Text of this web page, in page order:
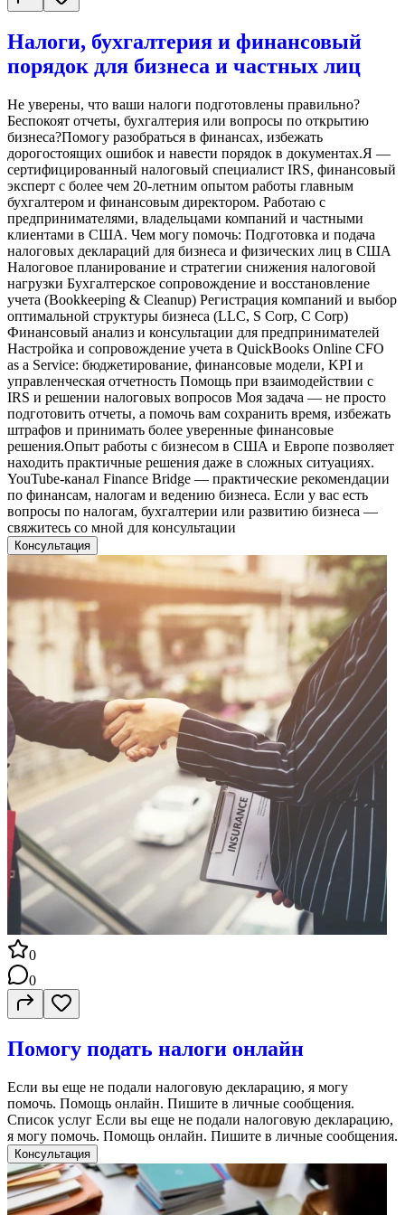
Налоги, бухгалтерия и финансовый
порядок для бизнеса и частных лиц
Не уверены, что ваши налоги подготовлены правильно?
Беспокоят отчеты, бухгалтерия или вопросы по открытию
бизнеса?Помогу разобраться в финансах, избежать
дорогостоящих ошибок и навести порядок в документах.Я —
сертифицированный налоговый специалист IRS, финансовый
эксперт с более чем 20-летним опытом работы главным
бухгалтером и финансовым директором. Работаю с
предпринимателями, владельцами компаний и частными
клиентами в США. Чем могу помочь: Подготовка и подача
налоговых деклараций для бизнеса и физических лиц в США
Налоговое планирование и стратегии снижения налоговой
нагрузки Бухгалтерское сопровождение и восстановление
учета (Bookkeeping & Cleanup) Регистрация компаний и выбор
оптимальной структуры бизнеса (LLC, S Corp, C Corp)
Финансовый анализ и консультации для предпринимателей
Настройка и сопровождение учета в QuickBooks Online CFO
as a Service: бюджетирование, финансовые модели, KPI и
управленческая отчетность Помощь при взаимодействии с
IRS и решении налоговых вопросов Моя задача — не просто
подготовить отчеты, а помочь вам сохранить время, избежать
штрафов и принимать более уверенные финансовые
решения.Опыт работы с бизнесом в США и Европе позволяет
находить практичные решения даже в сложных ситуациях.
YouTube-канал Finance Bridge — практические рекомендации
по финансам, налогам и ведению бизнеса. Если у вас есть
вопросы по налогам, бухгалтерии или развитию бизнеса —
свяжитесь со мной для консультации
Консультация
0
0
Помогу подать налоги онлайн
Если вы еще не подали налоговую декларацию, я могу
помочь. Помощь онлайн. Пишите в личные сообщения.
Список услуг Если вы еще не подали налоговую декларацию,
я могу помочь. Помощь онлайн. Пишите в личные сообщения.
Консультация